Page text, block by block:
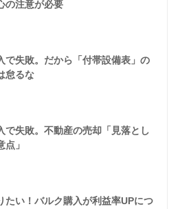
の注意が必要
で失敗。だから「付帯設備表」の
怠るな
で失敗。不動産の売却「見落とし
点」
たい！バルク購入が利益率UPにつ